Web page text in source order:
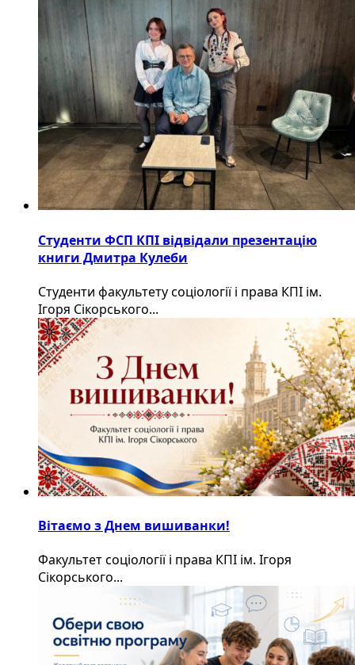
Студенти ФСП КПІ відвідали презентацію
книги Дмитра Кулеби
Студенти факультету соціології і права КПІ ім.
Ігоря Сікорського...
Вітаємо з Днем вишиванки!
Факультет соціології і права КПІ ім. Ігоря
Сікорського...